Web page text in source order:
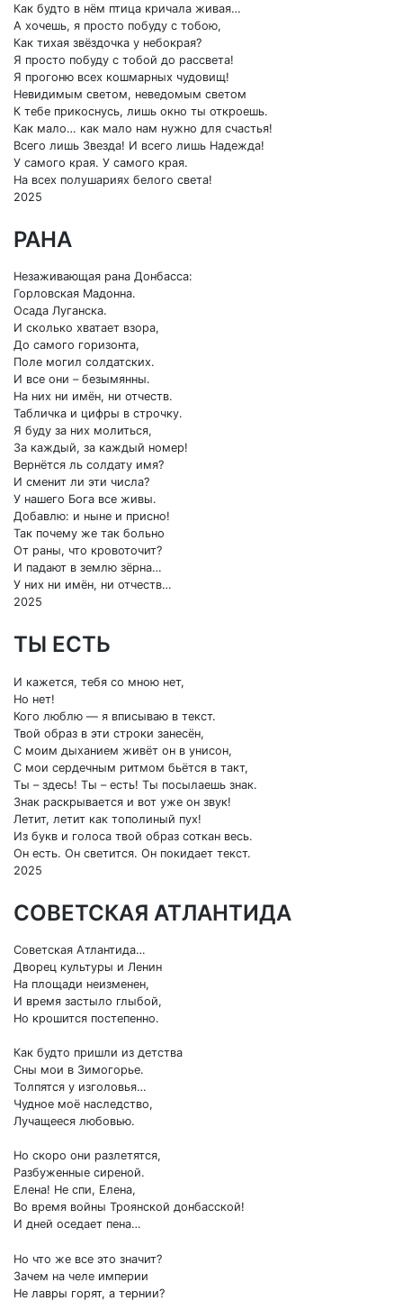
Как будто в нём птица кричала живая…
А хочешь, я просто побуду с тобою,
Как тихая звёздочка у небокрая?
Я просто побуду с тобой до рассвета!
Я прогоню всех кошмарных чудовищ!
Невидимым светом, неведомым светом
К тебе прикоснусь, лишь окно ты откроешь.
Как мало… как мало нам нужно для счастья!
Всего лишь Звезда! И всего лишь Надежда!
У самого края. У самого края.
На всех полушариях белого света!
2025
РАНА
Незаживающая рана Донбасса:
Горловская Мадонна.
Осада Луганска.
И сколько хватает взора,
До самого горизонта,
Поле могил солдатских.
И все они – безымянны.
На них ни имён, ни отчеств.
Табличка и цифры в строчку.
Я буду за них молиться,
За каждый, за каждый номер!
Вернётся ль солдату имя?
И сменит ли эти числа?
У нашего Бога все живы.
Добавлю: и ныне и присно!
Так почему же так больно
От раны, что кровоточит?
И падают в землю зёрна…
У них ни имён, ни отчеств…
2025
ТЫ ЕСТЬ
И кажется, тебя со мною нет,
Но нет!
Кого люблю — я вписываю в текст.
Твой образ в эти строки занесён,
С моим дыханием живёт он в унисон,
С мои сердечным ритмом бьётся в такт,
Ты – здесь! Ты – есть! Ты посылаешь знак.
Знак раскрывается и вот уже он звук!
Летит, летит как тополиный пух!
Из букв и голоса твой образ соткан весь.
Он есть. Он светится. Он покидает текст.
2025
СОВЕТСКАЯ АТЛАНТИДА
Советская Атлантида…
Дворец культуры и Ленин
На площади неизменен,
И время застыло глыбой,
Но крошится постепенно.
Как будто пришли из детства
Сны мои в Зимогорье.
Толпятся у изголовья…
Чудное моё наследство,
Лучащееся любовью.
Но скоро они разлетятся,
Разбуженные сиреной.
Елена! Не спи, Елена,
Во время войны Троянской донбасской!
И дней оседает пена…
Но что же все это значит?
Зачем на челе империи
Не лавры горят, а тернии?